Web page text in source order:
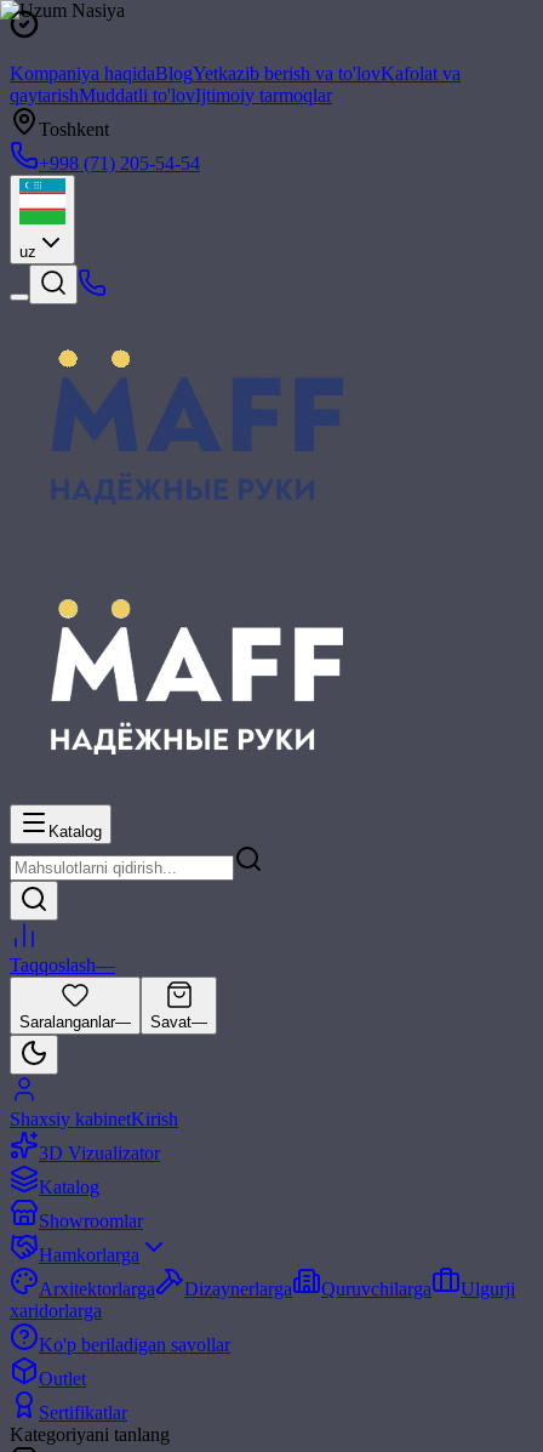
Kompaniya haqidaBlogYetkazib berish va to'lovKafolat va
qaytarishMuddatli to'lovIjtimoiy tarmoqlar
Toshkent
+998 (71) 205-54-54
uz
Katalog
Taqqoslash—
Saralanganlar— Savat—
Shaxsiy kabinetKirish
3D Vizualizator
Katalog
Showroomlar
Hamkorlarga
Arxitektorlarga
Dizaynerlarga Quruvchilarga
Ulgurji
xaridorlarga
Ko'p beriladigan savollar
Outlet
Sertifikatlar
Kategoriyani tanlang